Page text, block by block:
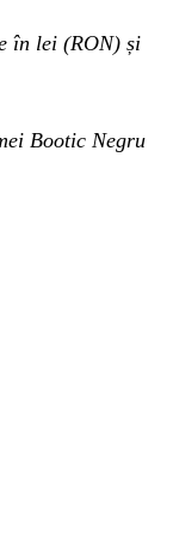
în lei (RON) și
Bootic Negru